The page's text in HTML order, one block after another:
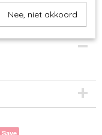
Save
Nee, niet akkoord